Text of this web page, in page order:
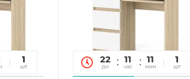
45
сек
1
шт
22
дн
11
час
11
мин
45
сек
1
шт